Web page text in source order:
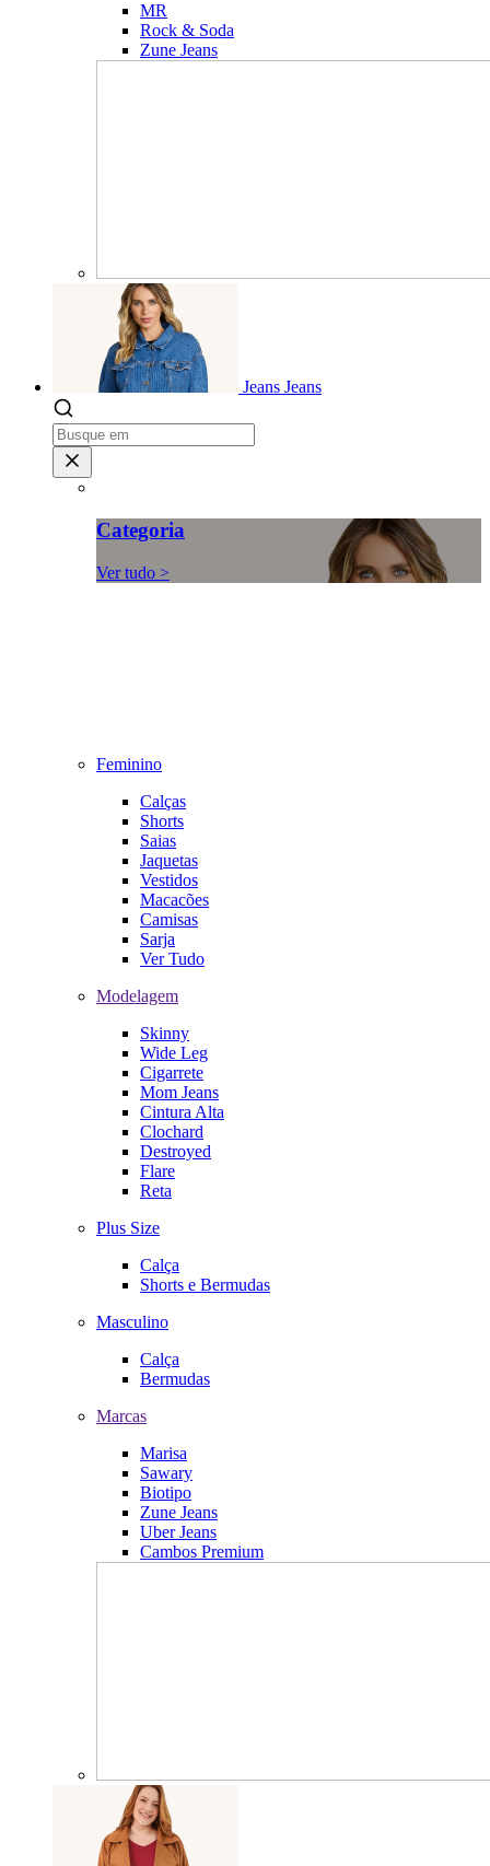
MR
Rock & Soda
Zune Jeans
Jeans Jeans
Categoria
Ver tudo >
Feminino
Calças
Shorts
Saias
Jaquetas
Vestidos
Macacões
Camisas
Sarja
Ver Tudo
Modelagem
Skinny
Wide Leg
Cigarrete
Mom Jeans
Cintura Alta
Clochard
Destroyed
Flare
Reta
Plus Size
Calça
Shorts e Bermudas
Masculino
Calça
Bermudas
Marcas
Marisa
Sawary
Biotipo
Zune Jeans
Uber Jeans
Cambos Premium